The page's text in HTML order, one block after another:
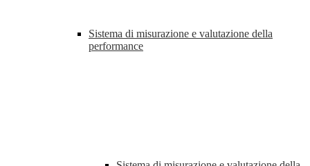
Sistema di misurazione e valutazione della
performance